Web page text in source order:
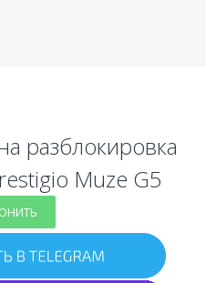
разблокировка
Muze G5